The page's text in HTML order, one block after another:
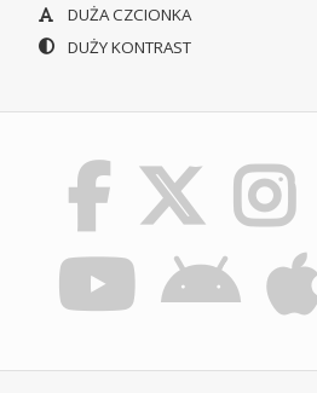
DUŻA CZCIONKA
DUŻY KONTRAST